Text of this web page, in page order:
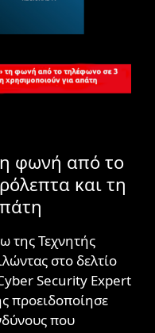
φωνή από το
και τη
της Τεχνητής
στο δελτίο
Security Expert
προειδοποίησε
που